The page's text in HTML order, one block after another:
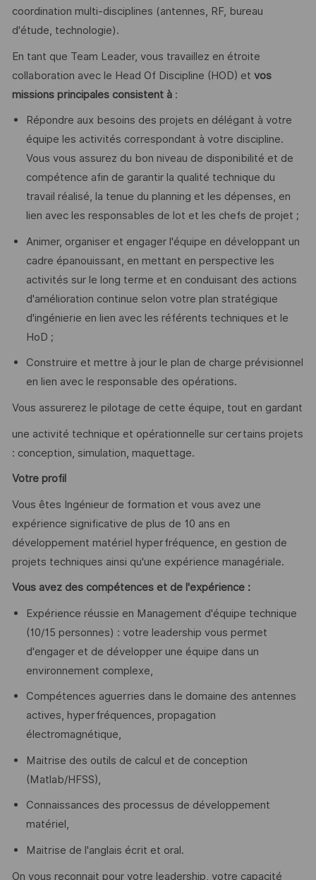
coordination multi-disciplines (antennes, RF, bureau
d'étude, technologie).
En tant que Team Leader, vous travaillez en étroite
collaboration avec le Head Of Discipline (HOD) et vos
missions principales consistent à:
Répondre aux besoins des projets en délégant à votre
équipe les activités correspondant à votre discipline.
Vous vous assurez du bon niveau de disponibilité et de
compétence afin de garantir la qualité technique du
travail réalisé, la tenue du planning et les dépenses, en
lien avec les responsables de lot et les chefs de projet ;
Animer, organiser et engager l'équipe en développant un
cadre épanouissant, en mettant en perspective les
activités sur le long terme et en conduisant des actions
d'amélioration continue selon votre plan stratégique
d'ingénierie en lien avec les référents techniques et le
HoD ;
Construire et mettre à jour le plan de charge prévisionnel
en lien avec le responsable des opérations.
Vous assurerez le pilotage de cette équipe, tout en gardant
une activité technique et opérationnelle sur certains projets
: conception, simulation, maquettage.
Votre profil
Vous êtes Ingénieur de formation et vous avez une
expérience significative de plus de 10 ans en
développement matériel hyperfréquence, en gestion de
projets techniques ainsi qu'une expérience managériale.
Vous avez des compétences et de l'expérience :
Expérience réussie en Management d'équipe technique
(10/15 personnes) : votre leadership vous permet
d'engager et de développer une équipe dans un
environnement complexe,
Compétences aguerries dans le domaine des antennes
actives, hyperfréquences, propagation
électromagnétique,
Maitrise des outils de calcul et de conception
(Matlab/HFSS),
Connaissances des processus de développement
matériel,
Maitrise de l'anglais écrit et oral.
On vous reconnait pour votre leadership, votre capacité